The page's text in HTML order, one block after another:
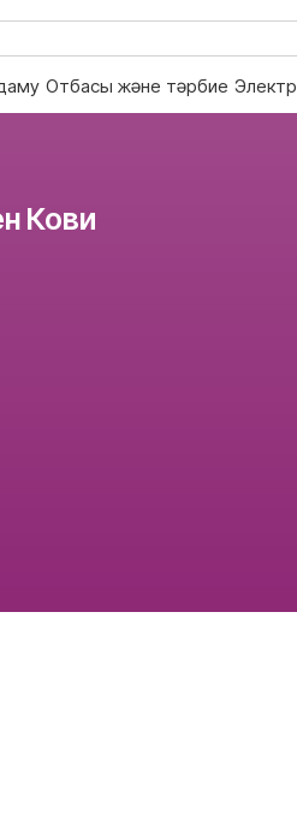
Отбасы және тәрбие
Кови